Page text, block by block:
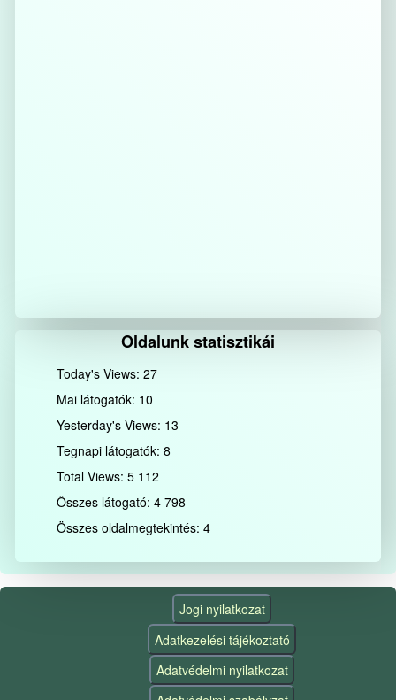
Oldalunk statisztikái
Today's Views:27
Mai látogatók: 10
Yesterday's Views: 13
Tegnapi látogatók:8
Total Views:5 112
Összes látogató:4 798
Összes oldalmegtekintés:4
Jogi nyilatkozat
Adatkezelési tájékoztató
Adatvédelmi nyilatkozat